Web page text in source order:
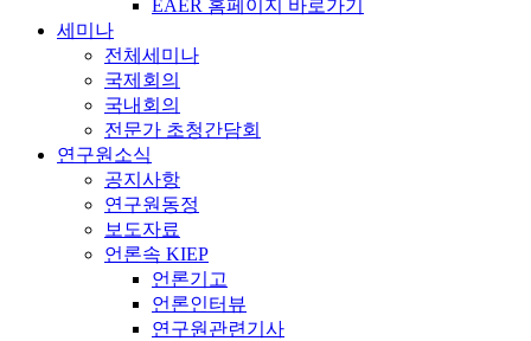
EAER 홈페이지 바로가기
세미나
전체세미나
국제회의
국내회의
전문가 초청간담회
연구원소식
공지사항
연구원동정
보도자료
언론속 KIEP
언론기고
언론인터뷰
연구원관련기사